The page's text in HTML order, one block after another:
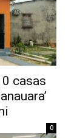
casas
0